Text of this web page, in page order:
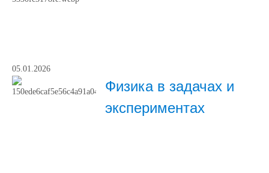
05.01.2026
Физика в задачах и
экспериментах